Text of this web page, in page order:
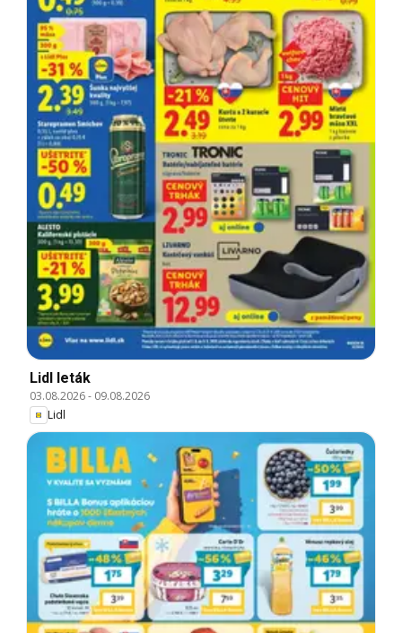
Lidl leták
03.08.2026- 09.08.2026
Lidl